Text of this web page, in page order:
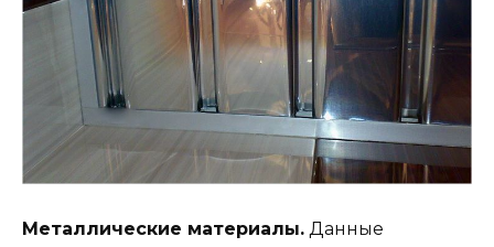
Металлические материалы. Данные